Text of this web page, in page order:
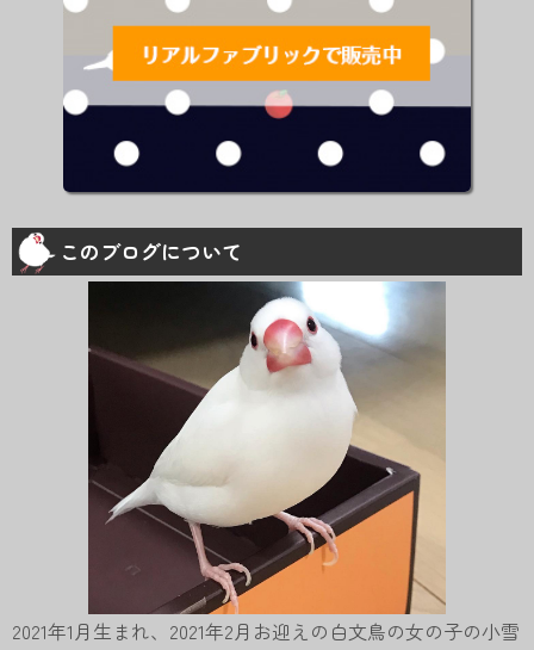
このブログについて
2021年1月生まれ、2021年2月お迎えの白文鳥の女の子の小雪